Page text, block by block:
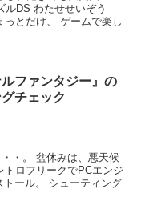
ルDS わたせせいぞう
とだけ、 ゲームで楽し
ルファンタジー』の
チェック
・。 盆休みは、悪天候
トロフリークでPCエンジ
トール。 シューティング